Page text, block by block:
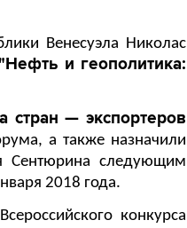
Венесуэла Николас
и геополитика:
стран — экспортеров
а также назначили
Сентюрина следующим
2018 года.
конкурса